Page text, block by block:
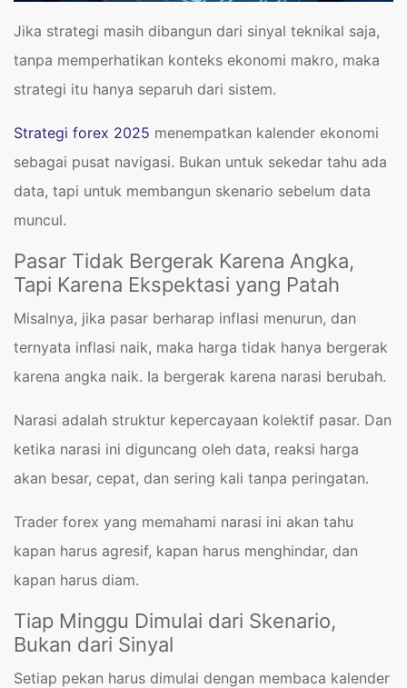
Jika strategi masih dibangun dari sinyal teknikal saja,
tanpa memperhatikan konteks ekonomi makro, maka
strategi itu hanya separuh dari sistem.
Strategi forex 2025 menempatkan kalender ekonomi
sebagai pusat navigasi. Bukan untuk sekedar tahu ada
data, tapi untuk membangun skenario sebelum data
muncul.
Pasar Tidak Bergerak Karena Angka,
Tapi Karena Ekspektasi yang Patah
Misalnya, jika pasar berharap inflasi menurun, dan
ternyata inflasi naik, maka harga tidak hanya bergerak
karena angka naik. Ia bergerak karena narasi berubah.
Narasi adalah struktur kepercayaan kolektif pasar. Dan
ketika narasi ini diguncang oleh data, reaksi harga
akan besar, cepat, dan sering kali tanpa peringatan.
Trader forex yang memahami narasi ini akan tahu
kapan harus agresif, kapan harus menghindar, dan
kapan harus diam.
Tiap Minggu Dimulai dari Skenario,
Bukan dari Sinyal
Setiap pekan harus dimulai dengan membaca kalender